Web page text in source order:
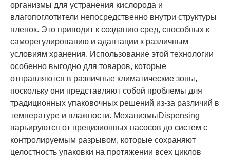
организмы для устранения кислорода и
влагопоглотители непосредственно внутри структуры
пленок. Это приводит к созданию сред, способных к
саморегулированию и адаптации к различным
условиям хранения. Использование этой технологии
особенно выгодно для товаров, которые
отправляются в различные климатические зоны,
поскольку они представляют собой проблемы для
традиционных упаковочных решений из-за различий в
температуре и влажности. МеханизмыDispensing
варьируются от прецизионных насосов до систем с
контролируемым разрывом, которые сохраняют
целостность упаковки на протяжении всех циклов